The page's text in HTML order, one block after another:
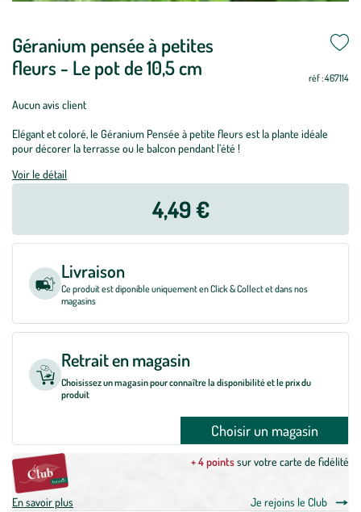
Géranium pensée à petites
fleurs - Le pot de 10,5 cm
réf : 467114
Aucun avis client
Elégant et coloré, le Géranium Pensée à petite fleurs est la plante idéale
pour décorer la terrasse ou le balcon pendant l’été !
Voir le détail
4,49 €
Livraison
Ce produit est diponible uniquement en Click & Collect et dans nos
magasins
Retrait en magasin
Choisissez un magasin pour connaître la disponibilité et le prix du
produit
Choisir un magasin
+ 4 pointssur votre carte de fidélité
En savoir plus Je rejoins le Club